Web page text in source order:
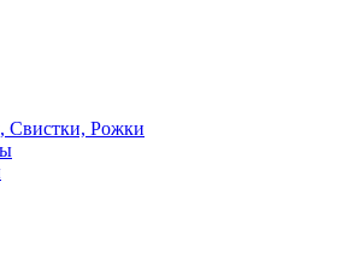
Свистки, Рожки